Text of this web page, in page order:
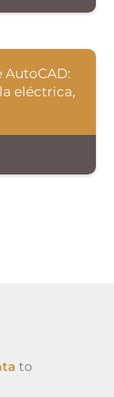
eléctrica,
to